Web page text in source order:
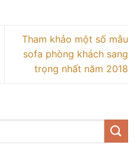
Tham khảo một số mẫu
sofa phòng khách sang
trọng nhất năm 2018